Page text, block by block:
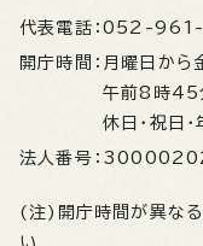
代表電話： 052-961-
開庁時間： 月曜日から
午前8時45
休日・祝日
法人番号：
(注)開庁時間が異なる
い